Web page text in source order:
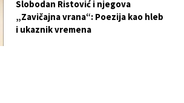
Slobodan Ristović i njegova
„Zavičajna vrana“: Poezija kao hleb
i ukaznik vremena